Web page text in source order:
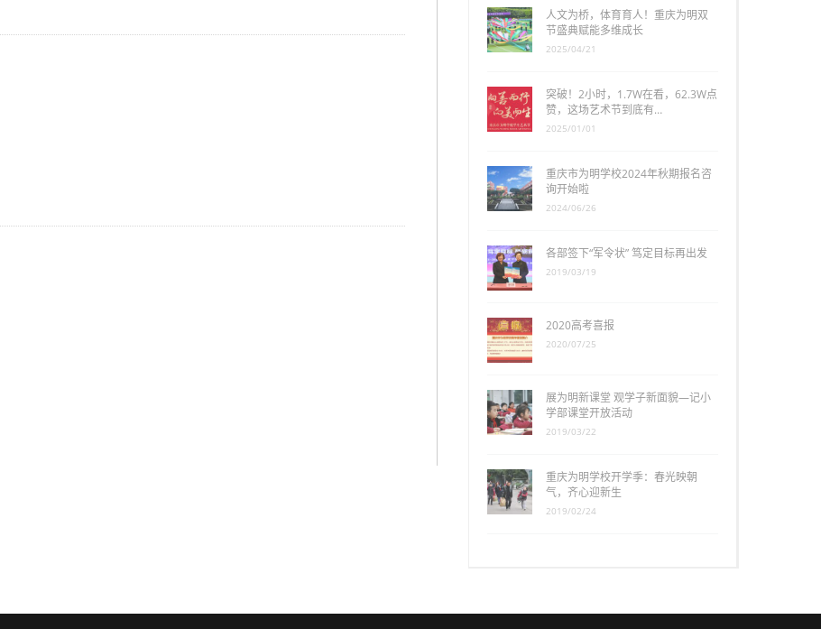
人文为桥，体育育人！重庆为明双
节盛典赋能多维成长
2025/04/21
突破！2小时，1.7W在看，62.3W点
赞，这场艺术节到底有…
2025/01/01
重庆市为明学校2024年秋期报名咨
询开始啦
2024/06/26
各部签下“军令状” 笃定目标再出发
2019/03/19
2020高考喜报
2020/07/25
展为明新课堂 观学子新面貌—记小
学部课堂开放活动
2019/03/22
重庆为明学校开学季：春光映朝
气，齐心迎新生
2019/02/24